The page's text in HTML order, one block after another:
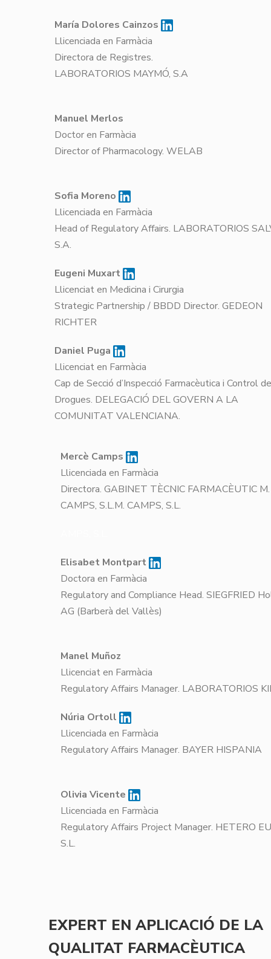
María Dolores Cainzos
Llicenciada en Farmàcia
Directora de Registres.
LABORATORIOS MAYMÓ, S.A
Manuel Merlos
Doctor en Farmàcia
Director of Pharmacology. WELAB
Sofia Moreno
Llicenciada en Farmàcia
Head of Regulatory Affairs. LABORATORIOS
S.A.
Eugeni Muxart
Llicenciat en Medicina i Cirurgia
Strategic Partnership / BBDD Director. GEDEON
RICHTER
Daniel Puga
Llicenciat en Farmàcia
Cap de Secció d’Inspecció Farmacèutica i Control de
Drogues. DELEGACIÓ DEL GOVERN A LA
COMUNITAT VALENCIANA.
Mercè Camps
Llicenciada en Farmàcia
Directora. GABINET TÈCNIC FARMACÈUTIC M.
CAMPS, S.L.M. CAMPS, S.L.
Elisabet Montpart
Doctora en Farmàcia
Regulatory and Compliance Head. SIEGFRIED
AG (Barberà del Vallès)
Manel Muñoz
Llicenciat en Farmàcia
Regulatory Affairs Manager. LABORATORIOS
Núria Ortoll
Llicenciada en Farmàcia
Regulatory Affairs Manager. BAYER
Olivia Vicente
Llicenciada en Farmàcia
Regulatory Affairs Project Manager. HETERO
S.L.
EXPERT EN APLICACIÓ DE LA
QUALITAT FARMACÈUTICA